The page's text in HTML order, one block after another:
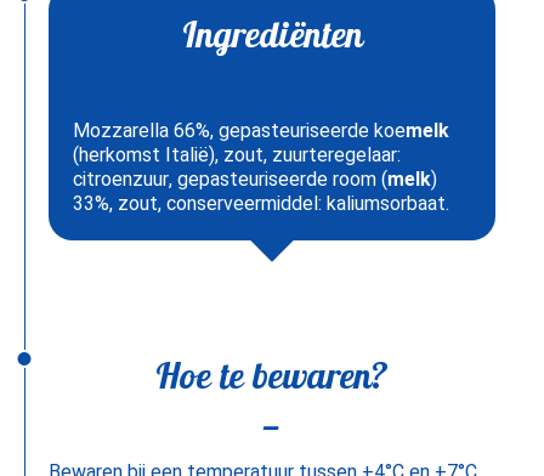
Ingrediënten
Mozzarella 66%, gepasteuriseerde koemelk
(herkomst Italië), zout, zuurteregelaar:
citroenzuur, gepasteuriseerde room (melk)
33%, zout, conserveermiddel: kaliumsorbaat.
Hoe te bewaren?